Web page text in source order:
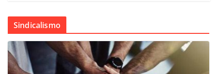
Sindicalismo